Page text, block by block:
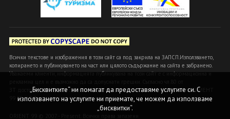
Всички текстове и изображения в този сайт са под закрила на ЗАПСП.Използването,
копирането и публикуването на част или цялото съдържание на сайта е забранено.
Уважаеми клиенти, информацията публикувана на този сайт е с информационна и
ЗТ достоверна и вярна се счита информацията, предоставена в офисите ОРИЕНТ
99 БГ ООД или на оторизираните ни агенти!
„Бисквитките“ ни помагат да предоставяме услугите си. С
използването на услугите ни приемате, че можем да използваме
„бисквитки“.